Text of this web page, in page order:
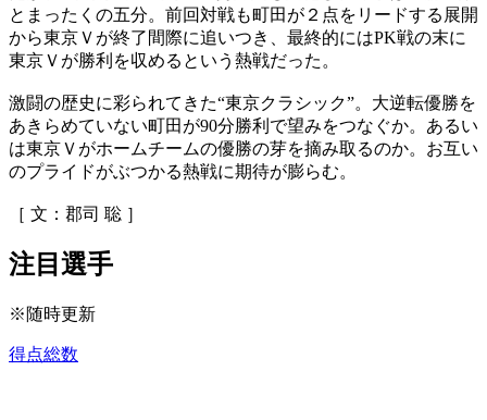
とまったくの五分。前回対戦も町田が２点をリードする展開
から東京Ｖが終了間際に追いつき、最終的にはPK戦の末に
東京Ｖが勝利を収めるという熱戦だった。
激闘の歴史に彩られてきた“東京クラシック”。大逆転優勝を
あきらめていない町田が90分勝利で望みをつなぐか。あるい
は東京Ｖがホームチームの優勝の芽を摘み取るのか。お互い
のプライドがぶつかる熱戦に期待が膨らむ。
［ 文：郡司 聡 ］
注目選手
※随時更新
得点総数